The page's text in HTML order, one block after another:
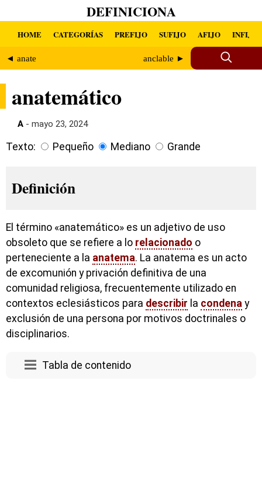
DEFINICIONA
HOME CATEGORÍAS PREFIJO SUFIJO AFIJO INFIJO
◄ anate anclable ►
anatemático
A - mayo 23, 2024
Texto: Pequeño Mediano Grande
Definición
El término «anatemático» es un adjetivo de uso
obsoleto que se refiere a lo relacionado o
perteneciente a la anatema. La anatema es un acto
de excomunión y privación definitiva de una
comunidad religiosa, frecuentemente utilizado en
contextos eclesiásticos para describir la condena y
exclusión de una persona por motivos doctrinales o
disciplinarios.
Tabla de contenido